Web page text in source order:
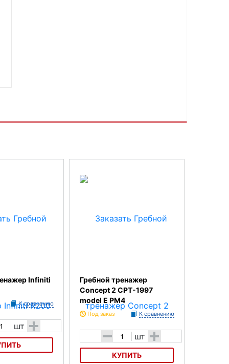
Infiniti
К сравнению
шт +
Гребной тренажер
Concept 2 CPT-1997
model E PM4
Под заказ К сравнению
- шт +
КУПИТЬ